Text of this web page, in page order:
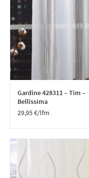
Gardine 428311 – Tim –
Bellissima
29,95€/lfm